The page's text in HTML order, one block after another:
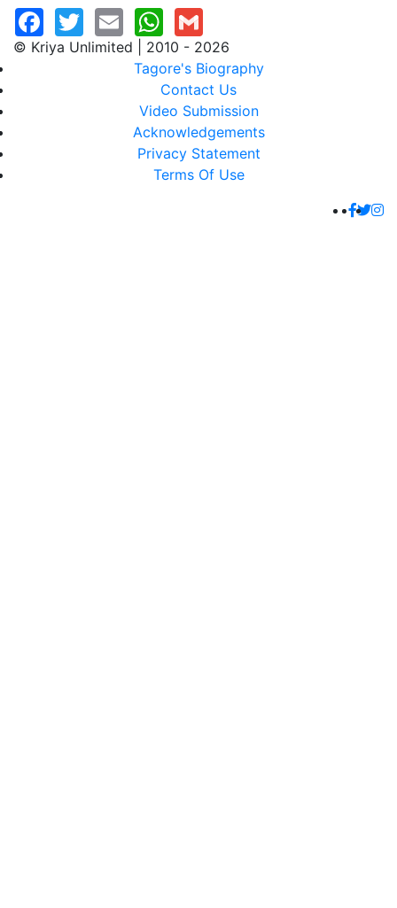
© Kriya Unlimited | 2010 - 2026
Tagore's Biography
Contact Us
Video Submission
Acknowledgements
Privacy Statement
Terms Of Use